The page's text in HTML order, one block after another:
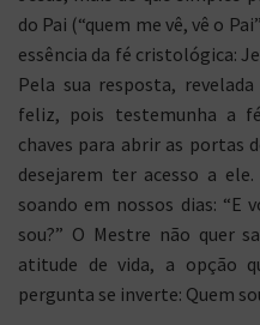
do Pai (“quem me vê, vê o
essência da fé cristológica:
Pela sua resposta,
feliz, pois testemunha a
chaves para abrir as portas
desejarem ter acesso a
soando em nossos dias: “E
sou?” O Mestre não quer
atitude de vida, a opção
pergunta se inverte: Quem